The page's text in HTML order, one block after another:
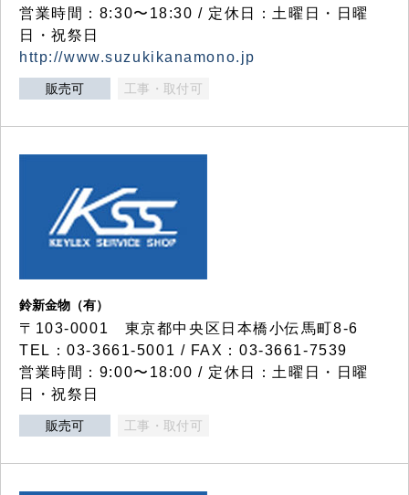
営業時間：8:30〜18:30 / 定休日：土曜日・日曜
日・祝祭日
http://www.suzukikanamono.jp
販売可 工事・取付可
鈴新金物（有）
〒103-0001 東京都中央区日本橋小伝馬町8-6
TEL：03-3661-5001 / FAX：03-3661-7539
営業時間：9:00〜18:00 / 定休日：土曜日・日曜
日・祝祭日
販売可 工事・取付可